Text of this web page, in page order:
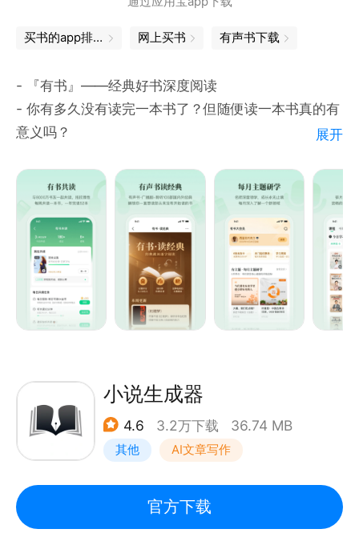
买书的app排行 网上买书 有声书下载
- 『有书』——经典好书深度阅读
- 你有多久没有读完一本书了？但随便读一本书真的有
意义吗？
每100本好书里，仅有一本值得被一读再读的经典好
书。每一本经典好书，都会为人生搭一座桥、开一扇
窗，成为人生跃迁的奇点时刻。
- 2023年8月28日，『有书』提出“深度阅读”概念，
围绕深度阅读概念打造“有书App深度阅读版”
- 来『有书』，这里有你万里挑一的经典好书，读1本
等于读10000本。
【特色功能】
1.制定深度阅读计划
创建阅读Flag，呼朋唤友来监督
好书智能推荐，与书籍对话，与伟人面对面交流
3.找同桌一起共读
展开
小说生成器
4.6 3.2万下载 36.74 MB
其他 AI文章写作
官方下载